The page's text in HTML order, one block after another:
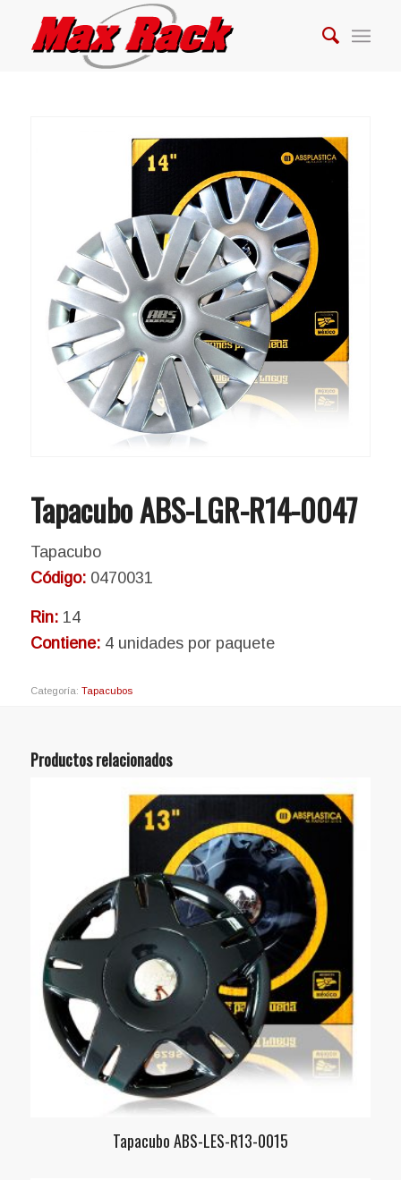
Tapacubo ABS-LGR-R14-0047
Tapacubo
Código:0470031
Rin:14
Contiene:4 unidades por paquete
Categoría: Tapacubos
Productos relacionados
Tapacubo ABS-LES-R13-0015